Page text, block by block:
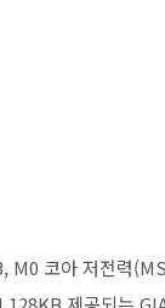
코아 저전력